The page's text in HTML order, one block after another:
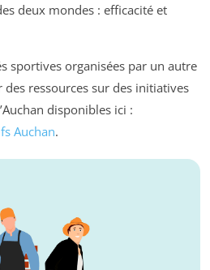
deux mondes : efficacité et
sportives organisées par un autre
des ressources sur des initiatives
disponibles ici :
Auchan.